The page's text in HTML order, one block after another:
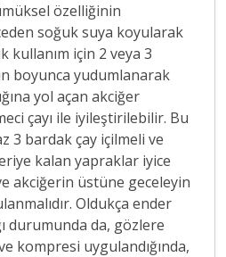
özelliğinin
soğuk suya koyularak
kullanım için 2 veya 3
boyunca yudumlanarak
yol açan akciğer
çayı ile iyileştirilebilir. Bu
3 bardak çay içilmeli ve
kalan yapraklar iyice
akciğerin üstüne geceleyin
Oldukça ender
durumunda da, gözlere
kompresi uygulandığında,